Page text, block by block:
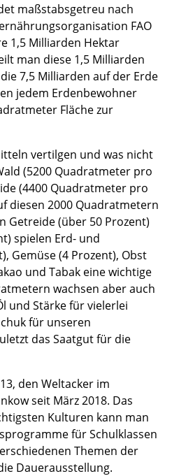
maßstabsgetreu nach
FAO
1,5 Milliarden Hektar
man diese 1,5 Milliarden
7,5 Milliarden auf der Erde
jedem Erdenbewohner
Fläche zur
vertilgen und was nicht
(5200 Quadratmeter pro
(4400 Quadratmeter pro
diesen 2000 Quadratmetern
Getreide (über 50 Prozent)
spielen Erd- und
Gemüse (4 Prozent), Obst
und Tabak eine wichtige
wachsen aber auch
und Stärke für vielerlei
für unseren
das Saatgut für die
den Weltacker im
seit März 2018. Das
Kulturen kann man
für Schulklassen
Themen der
Dauerausstellung.